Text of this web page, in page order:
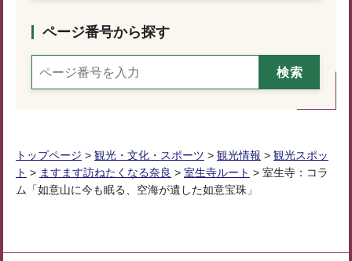
ページ番号から探す
トップページ > 観光・文化・スポーツ > 観光情報 > 観光スポッ
ト > ますます訪ねたくなる奈良 > 室生寺ルート > 室生寺：コラ
ム「如意山に今も眠る、空海が遺した如意宝珠」